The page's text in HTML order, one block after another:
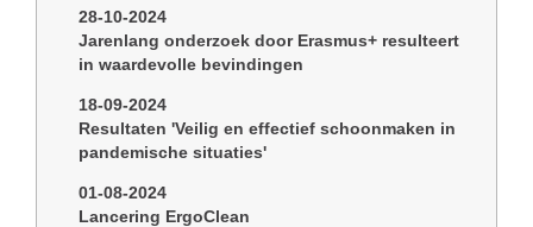
28-10-2024
Jarenlang onderzoek door Erasmus+ resulteert
in waardevolle bevindingen
18-09-2024
Resultaten 'Veilig en effectief schoonmaken in
pandemische situaties'
01-08-2024
Lancering ErgoClean